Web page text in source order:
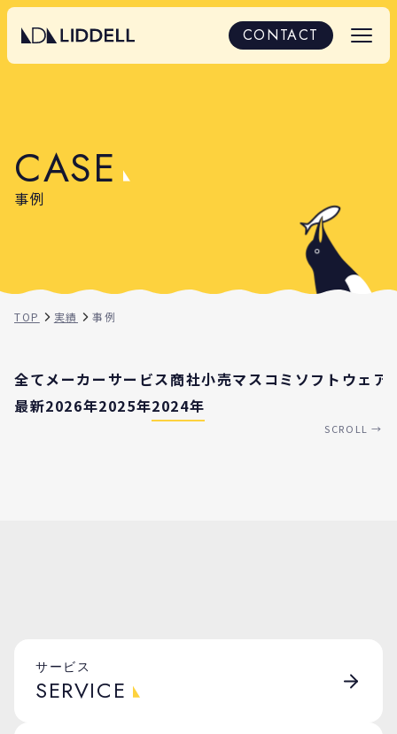
CONTACT
導入事例｜LIDDELLの取り組みと成果
CASE
事例
TOP 実績 事例
全てメーカー サービス商社小売マスコミ ソフトウェア
最新2026年2025年2024年
SCROLL →
サービス
SERVICE